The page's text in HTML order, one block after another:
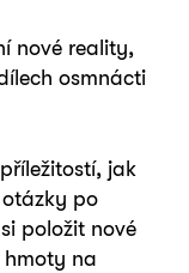
nové reality,
osmnácti
jak
po
položit nové
na